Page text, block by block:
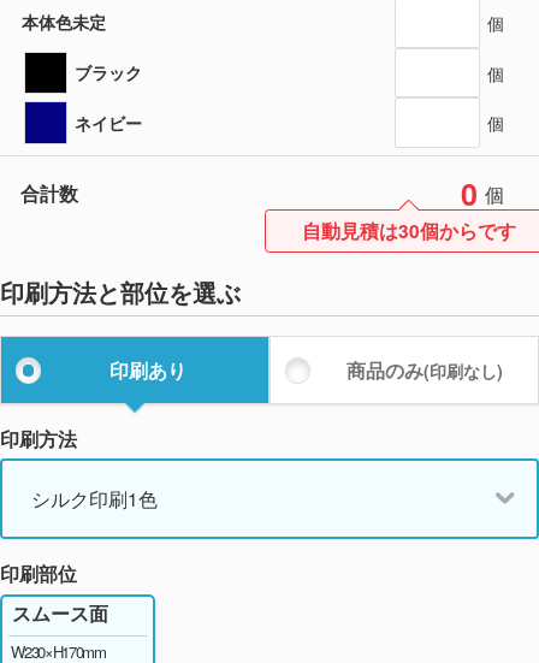
本体色未定 個
ブラック 個
ネイビー 個
合計数 0 個
自動見積は30個からです
印刷方法と部位を選ぶ
印刷あり 商品のみ(印刷なし)
印刷方法
シルク印刷1色
印刷部位
スムース面
W230×H170mm